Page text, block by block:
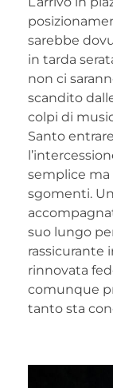
sarebbe
in tarda
non ci
scandito
colpi di
Santo
semplice
sgomenti.
suo lungo
rassicurante
rinnovata
comunque
tanto sta